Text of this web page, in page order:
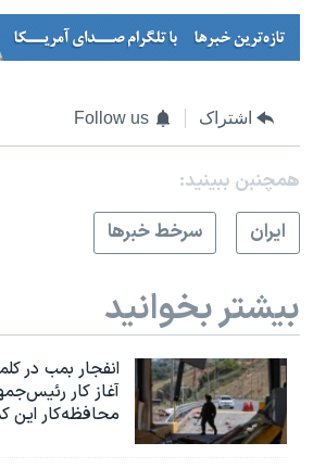
اشتراک Follow us
همچنبن ببینید:
ايران
سرخط خبرها
بیشتر بخوانید
انفجار بمب‌‌ در
آغاز کار
محافظه‌کار این